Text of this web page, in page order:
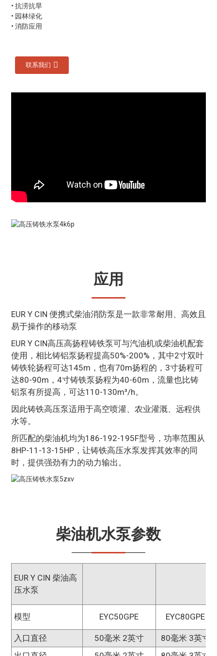
• 抗涝抗旱
• 园林绿化
• 消防应用
联系我们
应用
EUR Y CIN 便携式柴油消防泵是一款非常耐用、高效且
易于操作的移动泵
EUR Y CIN高压高扬程铸铁泵可与汽油机或柴油机配套
使用，相比铸铝泵扬程提高50%-200%，其中2寸双叶
铸铁轮扬程可达145m，也有70m扬程的，3寸扬程可
达80-90m，4寸铸铁泵扬程为40-60m，流量也比铸
铝泵有所提高，可达110-130m³/h。
因此铸铁高压泵适用于高空喷灌、农业灌溉、远程供
水等。
所匹配的柴油机均为186-192-195F型号，功率范围从
8HP-11-13-15HP，让铸铁高压水泵发挥其效率的同
时，提供强劲有力的动力输出。
柴油机水泵参数
EUR Y CIN 柴油高
压水泵
模型 EYC50GPE EYC80GPE
入口直径 50毫米 2英寸
80毫米 3英寸